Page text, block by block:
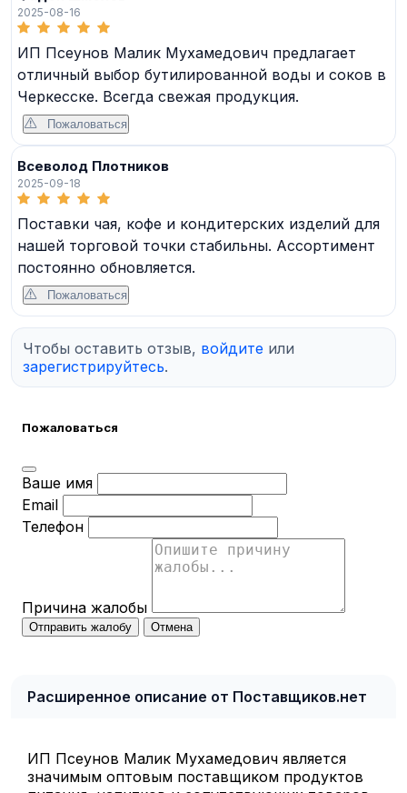
2025-08-16
ИП Псеунов Малик Мухамедович предлагает
отличный выбор бутилированной воды и соков в
Черкесске. Всегда свежая продукция.
Пожаловаться
Всеволод Плотников
2025-09-18
Поставки чая, кофе и кондитерских изделий для
нашей торговой точки стабильны. Ассортимент
постоянно обновляется.
Пожаловаться
Чтобы оставить отзыв, войдите или
зарегистрируйтесь.
Пожаловаться
Ваше имя
Email
Телефон
Причина жалобы
Отправить жалобу Отмена
Расширенное описание от Поставщиков.нет
ИП Псеунов Малик Мухамедович является
значимым оптовым поставщиком продуктов